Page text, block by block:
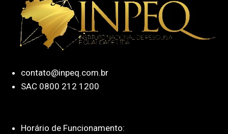
contato@inpeq.com.br
SAC 0800 212 1200
Horário de Funcionamento: